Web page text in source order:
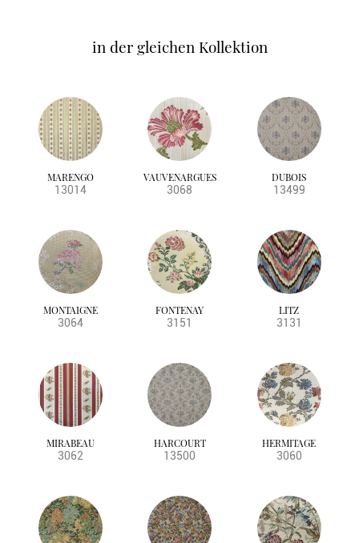
in der gleichen Kollektion
MARENGO
13014
VAUVENARGUES
3068
DUBOIS
13499
MONTAIGNE
3064
FONTENAY
3151
LITZ
3131
MIRABEAU
3062
HARCOURT
13500
HERMITAGE
3060